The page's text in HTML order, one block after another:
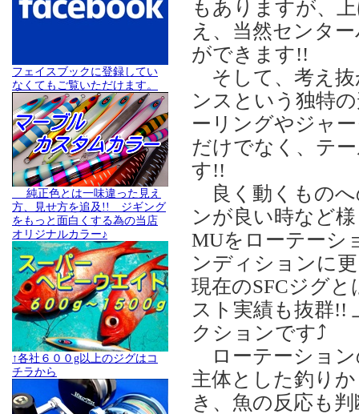
フェイスブックに登録してい
なくてもご覧いただけます。
純正色とは一味違った見え
方、見せ方を追及!! ジギング
をもっと面白くする為の当店
オリジナルカラー♪
↑各社６００g以上のジグはコ
チラから
もありますが、
え、当然センタ
ができます!!
そして、考え抜
ンスという独特
ーリングやジャ
だけでなく、テ
す!!
良く動くものへ
ンが良い時など
MUをローテーシ
ンディションに
現在のSFCジグ
スト実績も抜群!!
クションです⤴
ローテーション
主体とした釣り
き、魚の反応も